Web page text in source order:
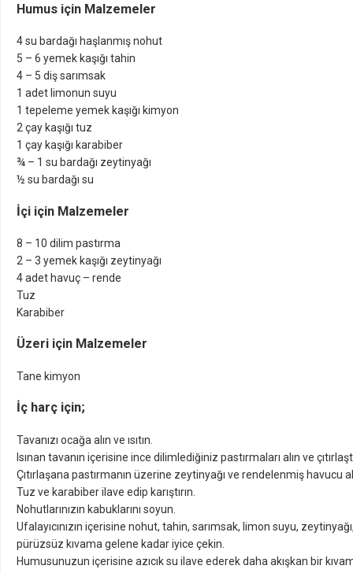
Humus için Malzemeler
4 su bardağı haşlanmış nohut
5 – 6 yemek kaşığı tahin
4 – 5 diş sarımsak
1 adet limonun suyu
1 tepeleme yemek kaşığı kimyon
2 çay kaşığı tuz
1 çay kaşığı karabiber
¾ – 1 su bardağı zeytinyağı
½ su bardağı su
İçi için Malzemeler
8 – 10 dilim pastırma
2 – 3 yemek kaşığı zeytinyağı
4 adet havuç – rende
Tuz
Karabiber
Üzeri için Malzemeler
Tane kimyon
İç harç için;
Tavanızı ocağa alın ve ısıtın.
Isınan tavanın içerisine ince dilimlediğiniz pastırmaları alın ve
Çıtırlaşana pastırmanın üzerine zeytinyağı ve rendelenmiş havucu
Tuz ve karabiber ilave edip karıştırın.
Nohutlarınızın kabuklarını soyun.
Ufalayıcınızın içerisine nohut, tahin, sarımsak, limon suyu,
pürüzsüz kıvama gelene kadar iyice çekin.
Humusunuzun içerisine azıcık su ilave ederek daha akışkan bir